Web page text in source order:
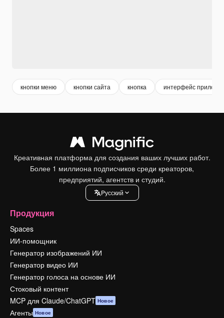
кнопки меню кнопки сайта кнопка интерфейс
Креативная платформа для создания ваших лучших работ.
Более 1 миллиона подписчиков среди креаторов,
предприятий, агентств и студий.
Pусский
Продукция
Spaces
ИИ-помощник
Генератор изображений ИИ
Генератор видео ИИ
Генератор голоса на основе ИИ
Стоковый контент
MCP для Claude/ChatGPT Новое
Агенты Новое